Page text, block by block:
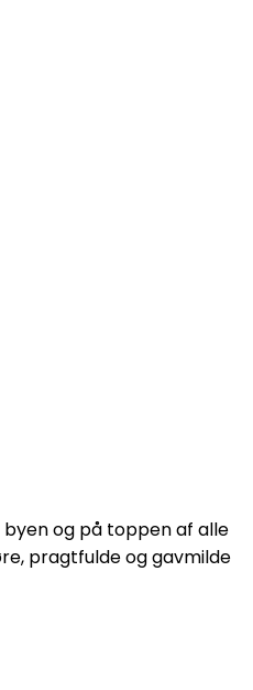
og på toppen af alle
pragtfulde og gavmilde